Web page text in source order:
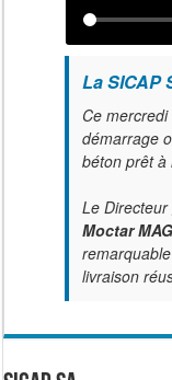
La SICAP
Ce
démarrage
béton prêt à
Le Directeur
Moctar
livraison